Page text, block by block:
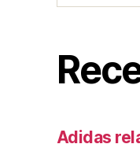
Adidas